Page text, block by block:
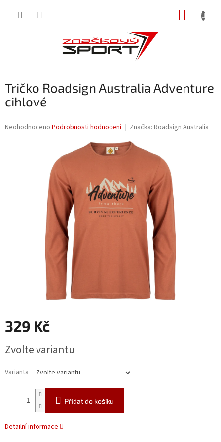
Tričko Roadsign Australia Adventure
cihlové
Průměrné
Neohodnoceno Podrobnosti hodnocení Značka: Roadsign Australia
329 Kč
cena:
Zvolte variantu
Varianta
Přidat do košíku
Detailní informace